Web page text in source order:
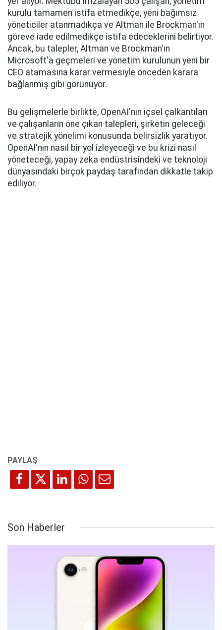
kurulu tamamen istifa etmedikçe, yeni bağımsız
yöneticiler atanmadıkça ve Altman ile Brockman'ın
göreve iade edilmedikçe istifa edeceklerini belirtiyor.
Ancak, bu talepler, Altman ve Brockman'ın
Microsoft'a geçmeleri ve yönetim kurulunun yeni bir
CEO atamasına karar vermesiyle önceden karara
bağlanmış gibi görünüyor.
Bu gelişmelerle birlikte, OpenAI'nın içsel çalkantıları
ve çalışanların öne çıkan talepleri, şirketin geleceği
ve stratejik yönelimi konusunda belirsizlik yaratıyor.
OpenAI'nın nasıl bir yol izleyeceği ve bu krizi nasıl
yöneteceği, yapay zeka endüstrisindeki ve teknoloji
dünyasındaki birçok paydaş tarafından dikkatle takip
ediliyor.
Son Haberler